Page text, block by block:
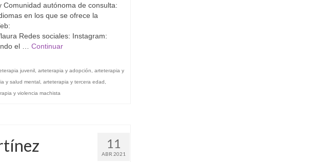
autónoma de consulta:
en los que se ofrece la
Redes sociales: Instagram:
el … Continuar
juvenil, arteterapia y adopción
arteterapia y
y salud mental, arteterapia y tercera edad
y violencia machista
11
ABR 2021